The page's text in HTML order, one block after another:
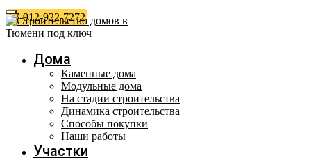
+7-912-922-7272
Дома
Каменные дома
Модульные дома
На стадии строительства
Динамика строительства
Способы покупки
Наши работы
Участки